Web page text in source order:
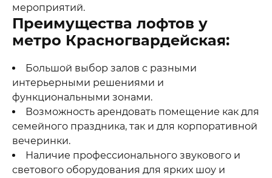
мероприятий.
Преимущества лофтов у
метро Красногвардейская:
Большой выбор залов с разными
интерьерными решениями и
функциональными зонами.
Возможность арендовать помещение как для
семейного праздника, так и для корпоративной
вечеринки.
Наличие профессионального звукового и
светового оборудования для ярких шоу и